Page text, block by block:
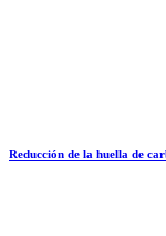
Reducción de la huella de